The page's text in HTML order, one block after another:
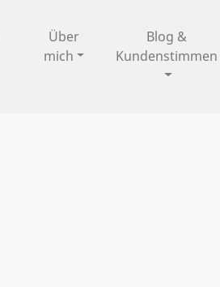
Über
mich
Blog &
Kundenstimmen